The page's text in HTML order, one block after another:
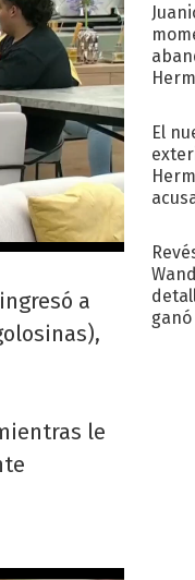
a
le
El
ganó